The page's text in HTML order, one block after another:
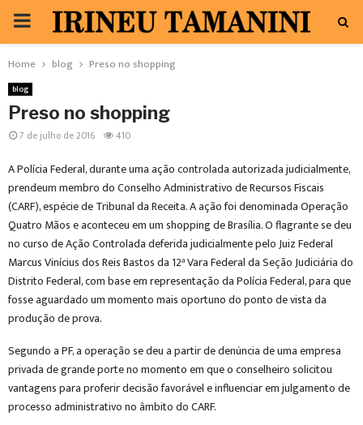
PRIMARY
MENU
Home blog Preso no shopping
blog
Preso no shopping
7 de julho de 2016 410
A Polícia Federal, durante uma ação controlada autorizada judicialmente,
prendeum membro do Conselho Administrativo de Recursos Fiscais
(CARF), espécie de Tribunal da Receita. A ação foi denominada Operação
Quatro Mãos e aconteceu em um shopping de Brasília. O flagrante se deu
no curso de Ação Controlada deferida judicialmente pelo Juiz Federal
Marcus Vinícius dos Reis Bastos da 12ª Vara Federal da Seção Judiciária do
Distrito Federal, com base em representação da Polícia Federal, para que
fosse aguardado um momento mais oportuno do ponto de vista da
produção de prova.
Segundo a PF, a operação se deu a partir de denúncia de uma empresa
privada de grande porte no momento em que o conselheiro solicitou
vantagens para proferir decisão favorável e influenciar em julgamento de
processo administrativo no âmbito do CARF.